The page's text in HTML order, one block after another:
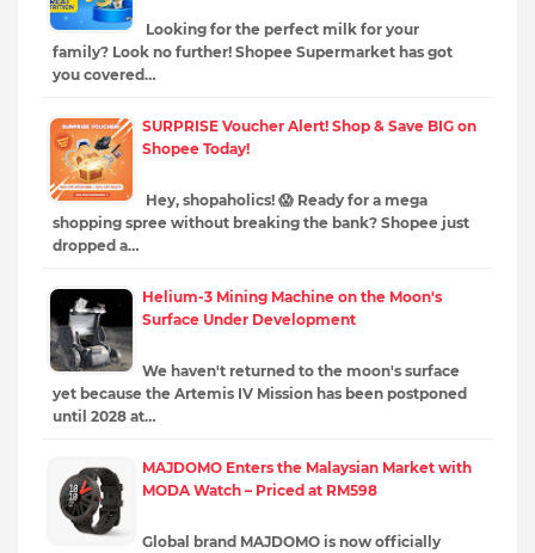
Looking for the perfect milk for your
family? Look no further! Shopee Supermarket has got
you covered…
SURPRISE Voucher Alert! Shop & Save BIG on
Shopee Today!
Hey, shopaholics! 😱 Ready for a mega
shopping spree without breaking the bank? Shopee just
dropped a…
Helium-3 Mining Machine on the Moon's
Surface Under Development
We haven't returned to the moon's surface
yet because the Artemis IV Mission has been postponed
until 2028 at…
MAJDOMO Enters the Malaysian Market with
MODA Watch – Priced at RM598
Global brand MAJDOMO is now officially